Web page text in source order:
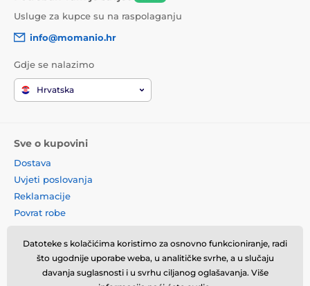
Usluge za kupce su na raspolaganju
info@momanio.hr
Gdje se nalazimo
Hrvatska
Sve o kupovini
Dostava
Uvjeti poslovanja
Reklamacije
Povrat robe
Načela o korištenju kolačića
Kontaktne informacije
Informacije o obradi osobnih
Datoteke s kolačićima koristimo za osnovno funkcioniranje, radi
što ugodnije uporabe weba, u analitičke svrhe, a u slučaju
davanja suglasnosti i u svrhu ciljanog oglašavanja. Više